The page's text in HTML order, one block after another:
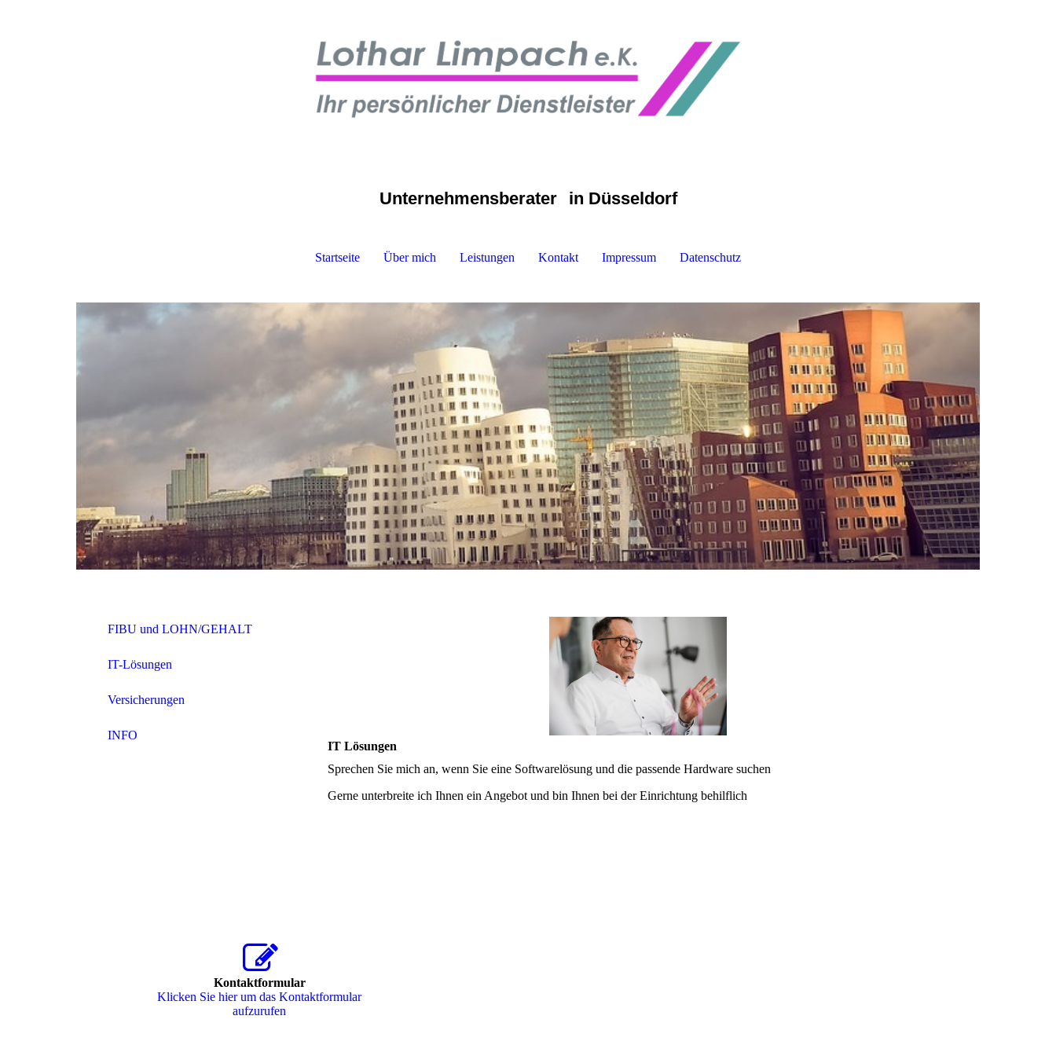
Unternehmensberater in Düsseldorf
Startseite Über mich Leistungen Kontakt Impressum Datenschutz
FIBU und LOHN/GEHALT
IT-Lösungen
Versicherungen
INFO
IT Lösungen
Sprechen Sie mich an, wenn Sie eine Softwarelösung und die passende Hardware suchen
Gerne unterbreite ich Ihnen ein Angebot und bin Ihnen bei der Einrichtung behilflich
Kontaktformular
Klicken Sie hier um das Kon­takt­for­mu­lar
aufzurufen